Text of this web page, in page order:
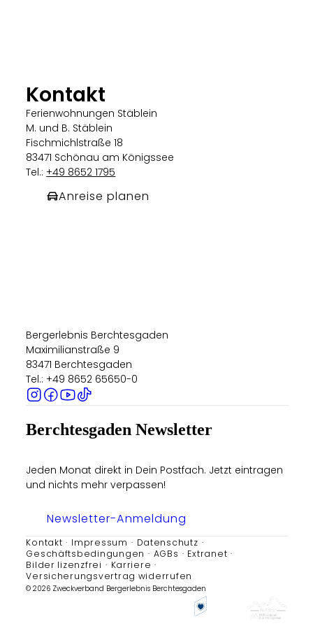
Kontakt
Ferienwohnungen Stäblein
M. und B. Stäblein
Fischmichlstraße 18
83471 Schönau am Königssee
Tel.:+49 8652 1795
Anreise planen
Bergerlebnis Berchtesgaden
Maximilianstraße 9
83471 Berchtesgaden
Tel.: +49 8652 65650-0
Berchtesgaden Newsletter
Jeden Monat direkt in Dein Postfach. Jetzt eintragen
und nichts mehr verpassen!
Newsletter-Anmeldung
Kontakt Impressum
Datenschutz
Geschäftsbedingungen
AGBs
Extranet
Bilder lizenzfrei
Karriere
Versicherungsvertrag widerrufen
© 2026 Zweckverband Bergerlebnis Berchtesgaden